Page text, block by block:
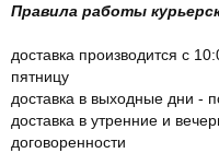
Правила работы
доставка производится с
пятницу
доставка в выходные дни -
доставка в утренние и
договоренности